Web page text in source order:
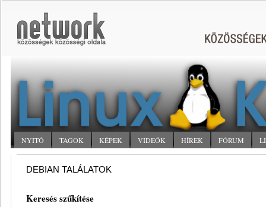
NYITÓ TAGOK KÉPEK VIDEÓK HÍREK FÓRUM
DEBIAN TALÁLATOK
Keresés szűkítése